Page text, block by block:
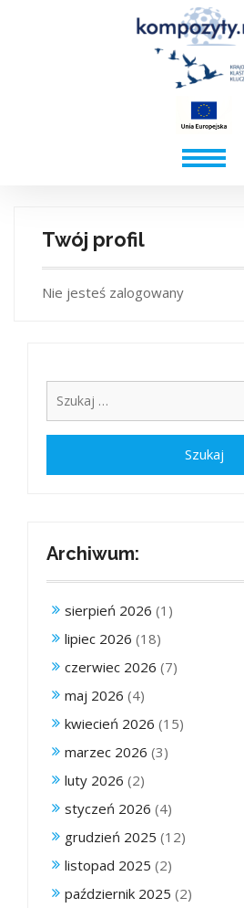
Twój profil
Nie jesteś zalogowany
Archiwum:
sierpień 2026 (1)
lipiec 2026 (18)
czerwiec 2026 (7)
maj 2026 (4)
kwiecień 2026 (15)
marzec 2026 (3)
luty 2026 (2)
styczeń 2026 (4)
grudzień 2025 (12)
listopad 2025 (2)
październik 2025 (2)